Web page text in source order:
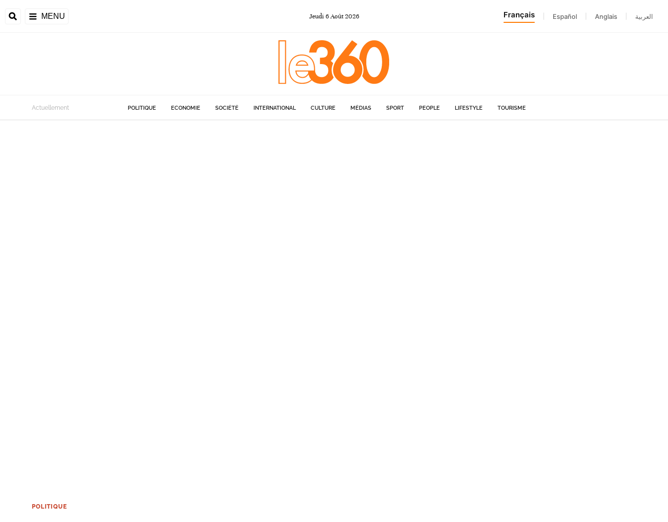
MENU Jeudi 6Août 2026 Français Español Anglais العربية
Actuellement POLITIQUE ECONOMIE SOCIÉTÉ INTERNATIONAL CULTURE MÉDIAS SPORT PEOPLE LIFESTYLE TOURISME
POLITIQUE